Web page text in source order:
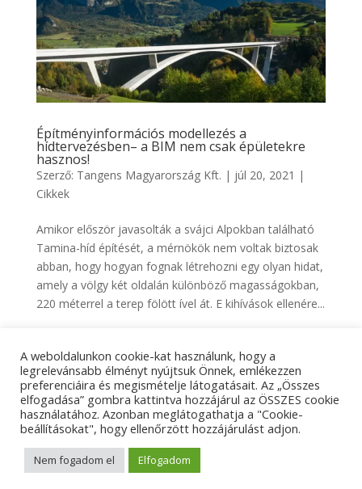
Építményinformációs modellezés a
hídtervezésben– a BIM nem csak épületekre
hasznos!
Szerző: Tangens Magyarország Kft. | júl 20, 2021 |
Cikkek
Amikor először javasolták a svájci Alpokban található
Tamina-híd építését, a mérnökök nem voltak biztosak
abban, hogy hogyan fognak létrehozni egy olyan hidat,
amely a völgy két oldalán különböző magasságokban,
220 méterrel a terep fölött ível át. E kihívások ellenére...
Adatkezelési tájékoztató
Impresszum
Kapcsolat
© Tangens Kft. - Weboldalkészítés:
Marketing
A weboldalunkon cookie-kat használunk, hogy a
legrelevánsabb élményt nyújtsuk Önnek, emlékezzen
preferenciáira és megismételje látogatásait. Az „Összes
elfogadása” gombra kattintva hozzájárul az ÖSSZES cookie
használatához. Azonban meglátogathatja a "Cookie-
beállításokat", hogy ellenőrzött hozzájárulást adjon.
Nem fogadom el Elfogadom